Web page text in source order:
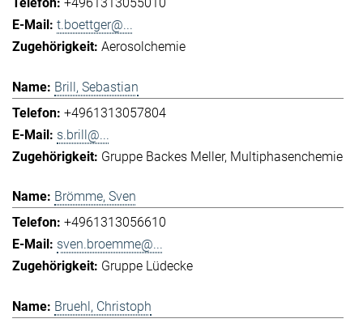
+4961313055010
t.boettger@...
Aerosolchemie
Brill, Sebastian
+4961313057804
s.brill@...
Gruppe Backes Meller Multiphasenchemie
Brömme, Sven
+4961313056610
sven.broemme@...
Gruppe Lüdecke
Bruehl, Christoph